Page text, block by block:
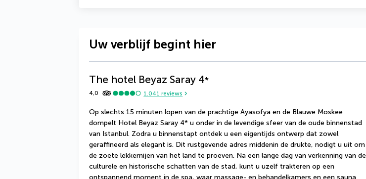
Uw verblijf begint hier
The hotel Beyaz Saray 4*
4,0 1.041 reviews
Op slechts 15 minuten lopen van de prachtige Ayasofya en de Blauwe Moskee
dompelt Hotel Beyaz Saray 4* u onder in de levendige sfeer van de oude binnenstad
van Istanbul. Zodra u binnenstapt ontdek u een eigentijds ontwerp dat zowel
geraffineerd als elegant is. Dit rustgevende adres middenin de drukte, nodigt u uit om
de zoete lekkernijen van het land te proeven. Na een lange dag van verkenning van de
culturele en historische schatten van de stad, kunt u uzelf trakteren op een
ontspannend moment in de spa, waar massage- en behandelkamers en een sauna